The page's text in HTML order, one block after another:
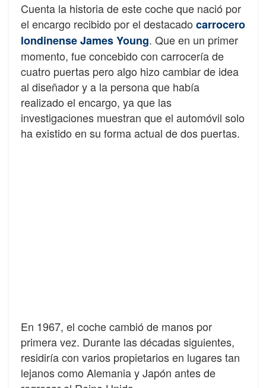
Cuenta la historia de este coche que nació por
el encargo recibido por el destacado carrocero
londinense James Young. Que en un primer
momento, fue concebido con carrocería de
cuatro puertas pero algo hizo cambiar de idea
al diseñador y a la persona que había
realizado el encargo, ya que las
investigaciones muestran que el automóvil solo
ha existido en su forma actual de dos puertas.
En 1967, el coche cambió de manos por
primera vez. Durante las décadas siguientes,
residiría con varios propietarios en lugares tan
lejanos como Alemania y Japón antes de